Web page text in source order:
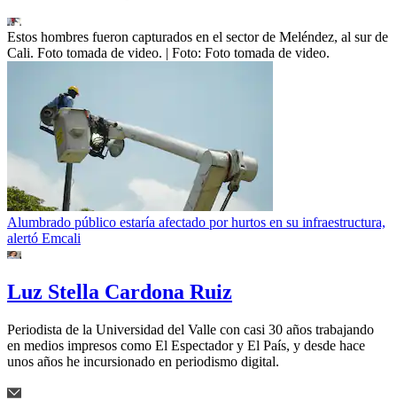
Estos hombres fueron capturados en el sector de Meléndez, al sur de
Cali. Foto tomada de video. | Foto: Foto tomada de video.
Alumbrado público estaría afectado por hurtos en su infraestructura,
alertó Emcali
Luz Stella Cardona Ruiz
Periodista de la Universidad del Valle con casi 30 años trabajando
en medios impresos como El Espectador y El País, y desde hace
unos años he incursionado en periodismo digital.